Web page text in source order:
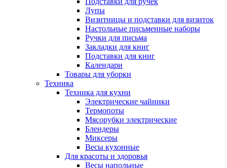
Лупы
Визитницы и подставки для визиток
Настольные письменные наборы
Ручки для письма
Закладки для книг
Подставки для книг
Календари
Товары для уборки
Техника
Техника для кухни
Электрические чайники
Термопоты
Мясорубки электрические
Блендеры
Миксеры
Весы кухонные
Для красоты и здоровья
Весы напольные